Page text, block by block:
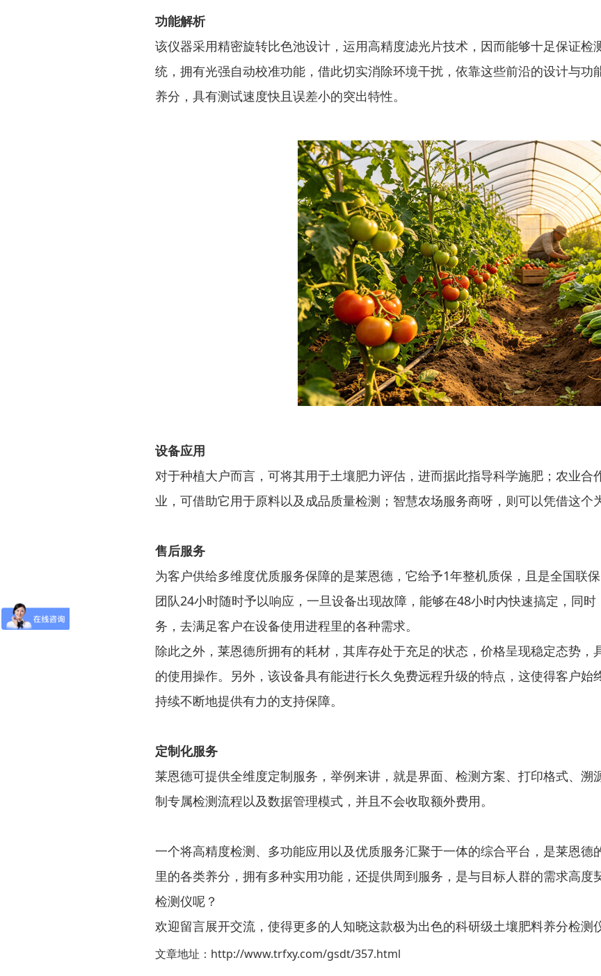
功能解析
该仪器采用精密旋转比色池设计，运用高精度滤光片技术，因而能够十足保证
统，拥有光强自动校准功能，借此切实消除环境干扰，依靠这些前沿的设计与
养分，具有测试速度快且误差小的突出特性。
设备应用
对于种植大户而言，可将其用于土壤肥力评估，进而据此指导科学施肥；农业
业，可借助它用于原料以及成品质量检测；智慧农场服务商呀，则可以凭借这个
售后服务
为客户供给多维度优质服务保障的是莱恩德，它给予1年整机质保，且是全国联
团队24小时随时予以响应，一旦设备出现故障，能够在48小时内快速搞定，同
务，去满足客户在设备使用进程里的各种需求。
除此之外，莱恩德所拥有的耗材，其库存处于充足的状态，价格呈现稳定态势
的使用操作。另外，该设备具有能进行长久免费远程升级的特点，这使得客户
持续不断地提供有力的支持保障。
定制化服务
莱恩德可提供全维度定制服务，举例来讲，就是界面、检测方案、打印格式、
制专属检测流程以及数据管理模式，并且不会收取额外费用。
一个将高精度检测、多功能应用以及优质服务汇聚于一体的综合平台，是莱恩
里的各类养分，拥有多种实用功能，还提供周到服务，是与目标人群的需求高
检测仪呢？
欢迎留言展开交流，使得更多的人知晓这款极为出色的科研级土壤肥料养分检测
文章地址： http://www.trfxy.com/gsdt/357.html